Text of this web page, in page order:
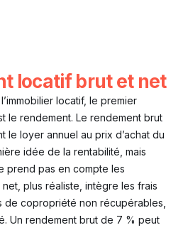
locatif brut et net
locatif, le premier
le rendement. Le rendement brut
le loyer annuel au prix d’achat du
idée de la rentabilité, mais
prend pas en compte les
plus réaliste, intègre les frais
de copropriété non récupérables,
Un rendement brut de 7 % peut